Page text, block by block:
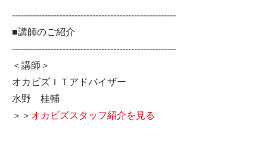
-------------------------------------------------------
■講師のご紹介
-------------------------------------------------------
＜講師＞
オカビズＩＴアドバイザー
水野 桂輔
＞＞ オカビズスタッフ紹介を見る